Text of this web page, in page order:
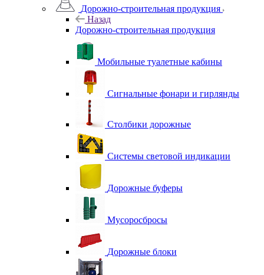
Дорожно-строительная продукция
Назад
Дорожно-строительная продукция
Мобильные туалетные кабины
Сигнальные фонари и гирлянды
Столбики дорожные
Системы световой индикации
Дорожные буферы
Мусоросбросы
Дорожные блоки